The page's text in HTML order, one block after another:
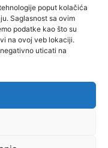
poput kolačića
Saglasnost sa ovim
podatke kao što su
na ovoj veb lokaciji.
uticati na
72000 ZENICA